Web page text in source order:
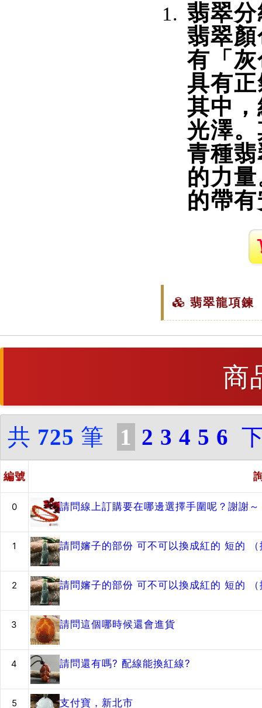
翡翠
翡翠
有「
具有
其中
光澤
青種
的力
的帶
翡翠龍項鍊
商
共 725 筆 1 2 3 4 5 6
編號
0 請問線上訂購要在哪邊選擇手圍呢？謝謝～
1 請問嬸子的部份 可不可以換成紅的 短的
2 請問嬸子的部份 可不可以換成紅的 短的
3 請問這個哪時候還會進貨
4 請問還有嗎? 配線能換紅線?
5 支付寶，新北市